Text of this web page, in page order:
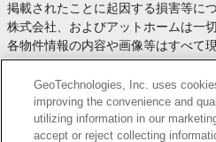
掲載されたことに起因する損害等に
株式会社、およびアットホームは一
各物件情報の内容や画像等はすべて
す。
お取引等（お取引の準備、資金調達
や契約条件等について、 各情報提供
身でご確認の上、判断してください
このコーナーへの物件情報のご掲載
GeoTechnologies, Inc. uses
improving the convenience and
utilizing information in our
accept or reject collecting